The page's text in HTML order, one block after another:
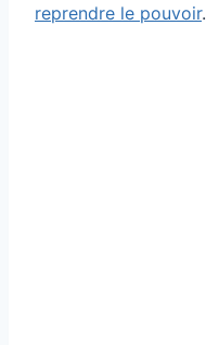
reprendre le pouvoir.